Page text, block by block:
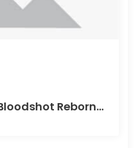
Comiclist Preview: Bloodshot Reborn#2